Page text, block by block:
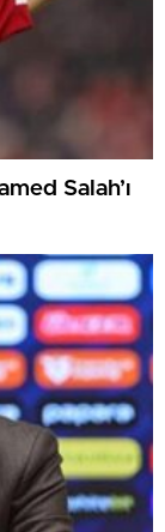
Salah’ı